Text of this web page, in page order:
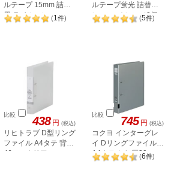
ルテープ 15mm 詰替
用 ライム・レモン・
ローズ RK-15H-B
(1件)
ルテープ蛍光 詰替用
レモン+オレンジ2個
WR-25H-6C
(5件)
比較 438 円 (税込)
リヒトラブ D型リング
ファイル A4タテ 背幅
46mm クリアー
比較 745 円 (税込)
コクヨ インターグレ
イ Dリングファイル
A4タテ とじ厚30mm
グレー
(6件)